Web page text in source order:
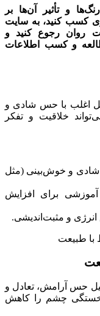
و تأثیر آن‌ها بر
کسب کنید، به سایت
روان رجوع کنید و
و کسب اطلاعات
اغلب با حس شادی و
خلاقیت و تفکر
شادی و خوش‌بینی (مثل
برای افزایش
و مثبت‌اندیشی.
حس آرامش، تعادل و
خستگی چشم را کاهش